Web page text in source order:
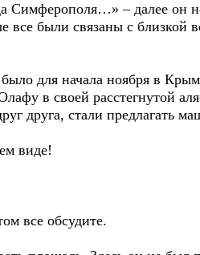
Симферополя…» – далее он
были связаны с близкой
для начала ноября в
в своей расстегнутой
друга, стали предлагать
виде!
все обсудите.